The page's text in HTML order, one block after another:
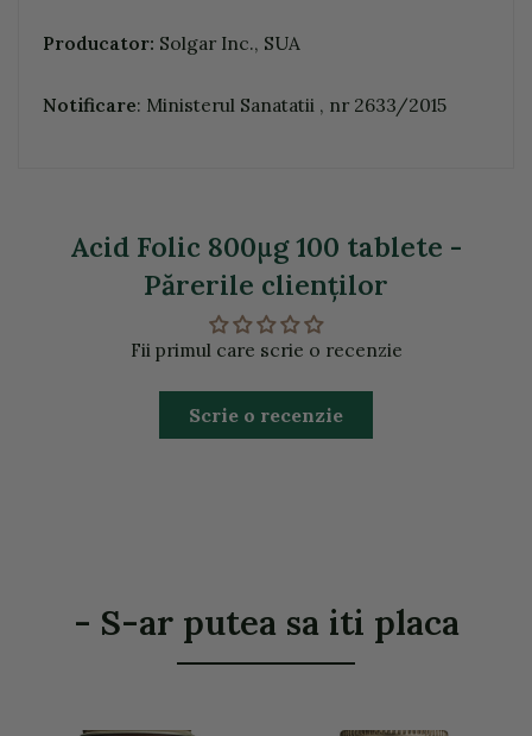
Producator: Solgar Inc., SUA
Notificare: Ministerul Sanatatii , nr 2633/2015
Acid Folic 800μg 100 tablete -
Părerile clienţilor
Fii primul care scrie o recenzie
Scrie o recenzie
- S-ar putea sa iti placa